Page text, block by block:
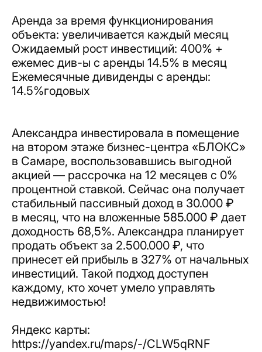
Аренда за время функционирования
объекта: увеличивается каждый месяц
Ожидаемый рост инвестиций: 400% +
ежемес див-ы с аренды 14.5% в месяц
Ежемесячные дивиденды с аренды:
14.5%годовых
Александра инвестировала в помещение
на втором этаже бизнес-центра «БЛОКС»
в Самаре, воспользовавшись выгодной
акцией — рассрочка на 12 месяцев с 0%
процентной ставкой. Сейчас она получает
стабильный пассивный доход в 30.000 ₽
в месяц, что на вложенные 585.000 ₽ дает
доходность 68,5%. Александра планирует
продать объект за 2.500.000 ₽, что
принесет ей прибыль в 327% от начальных
инвестиций. Такой подход доступен
каждому, кто хочет умело управлять
недвижимостью!
Яндекс карты:
https://yandex.ru/maps/-/CLW5qRNF